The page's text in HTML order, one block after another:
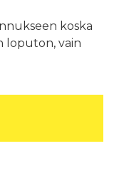
koska
loputon, vain